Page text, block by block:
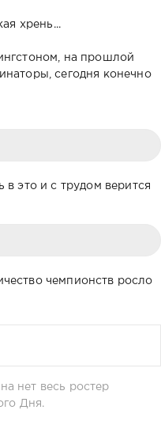
хрень...
на прошлой
сегодня конечно
это и с трудом верится
чемпионств росло
нет весь ростер
Дня.